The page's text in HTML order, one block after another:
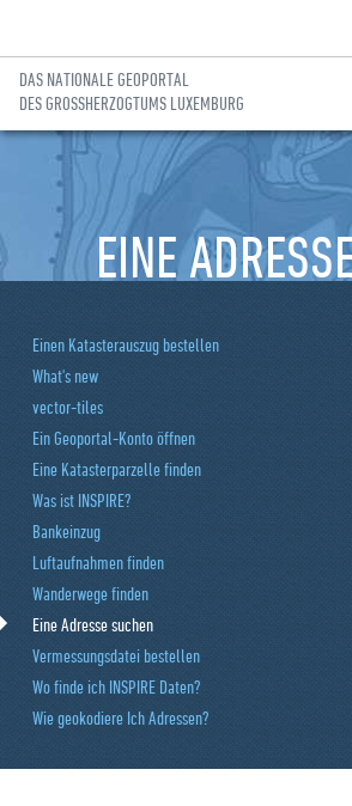
Zur Hauptnavigation gehen
Zum Inhalt gehen
DAS NATIONALE GEOPORTAL
DES GROSSHERZOGTUMS LUXEMBURG
EINE
Einen Katasterauszug bestellen
What's new
vector-tiles
Ein Geoportal-Konto öffnen
Eine Katasterparzelle finden
Was ist INSPIRE?
Bankeinzug
Luftaufnahmen finden
Wanderwege finden
Eine Adresse suchen
Vermessungsdatei bestellen
Wo finde ich INSPIRE Daten?
Wie geokodiere Ich Adressen?